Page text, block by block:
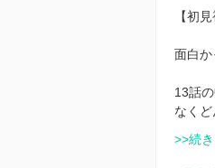
【初
面白か
13話
なく
>>続